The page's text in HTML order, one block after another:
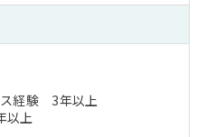
ス経験 3年以上
以上